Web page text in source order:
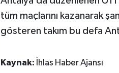
tüm maçlarını kazanarak
gösteren takım bu defa
Kaynak: İhlas Haber Ajansı